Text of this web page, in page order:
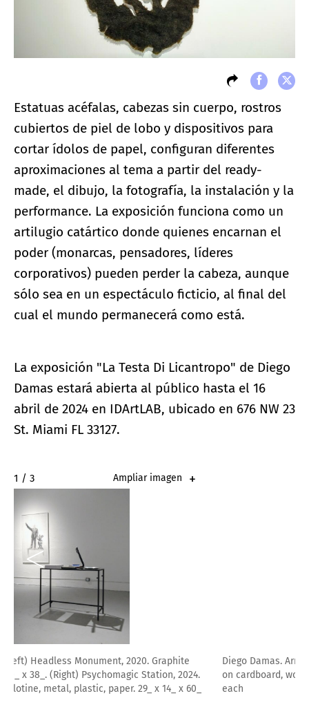
Estatuas acéfalas, cabezas sin cuerpo, rostros
cubiertos de piel de lobo y dispositivos para
cortar ídolos de papel, configuran diferentes
aproximaciones al tema a partir del ready-
made, el dibujo, la fotografía, la instalación y la
performance. La exposición funciona como un
artilugio catártico donde quienes encarnan el
poder (monarcas, pensadores, líderes
corporativos) pueden perder la cabeza, aunque
sólo sea en un espectáculo ficticio, al final del
cual el mundo permanecerá como está.
La exposición "La Testa Di Licantropo" de Diego
Damas estará abierta al público hasta el 16
abril de 2024 en IDArtLAB, ubicado en 676 NW 23
St. Miami FL 33127.
2 / 3 Ampliar imagen
Diego Damas. Arrhythmia, 2020-2024. Installation. Graphite
on cardboard, wood, LED light. 5 pieces. 97_ x 18_ x 18_
each